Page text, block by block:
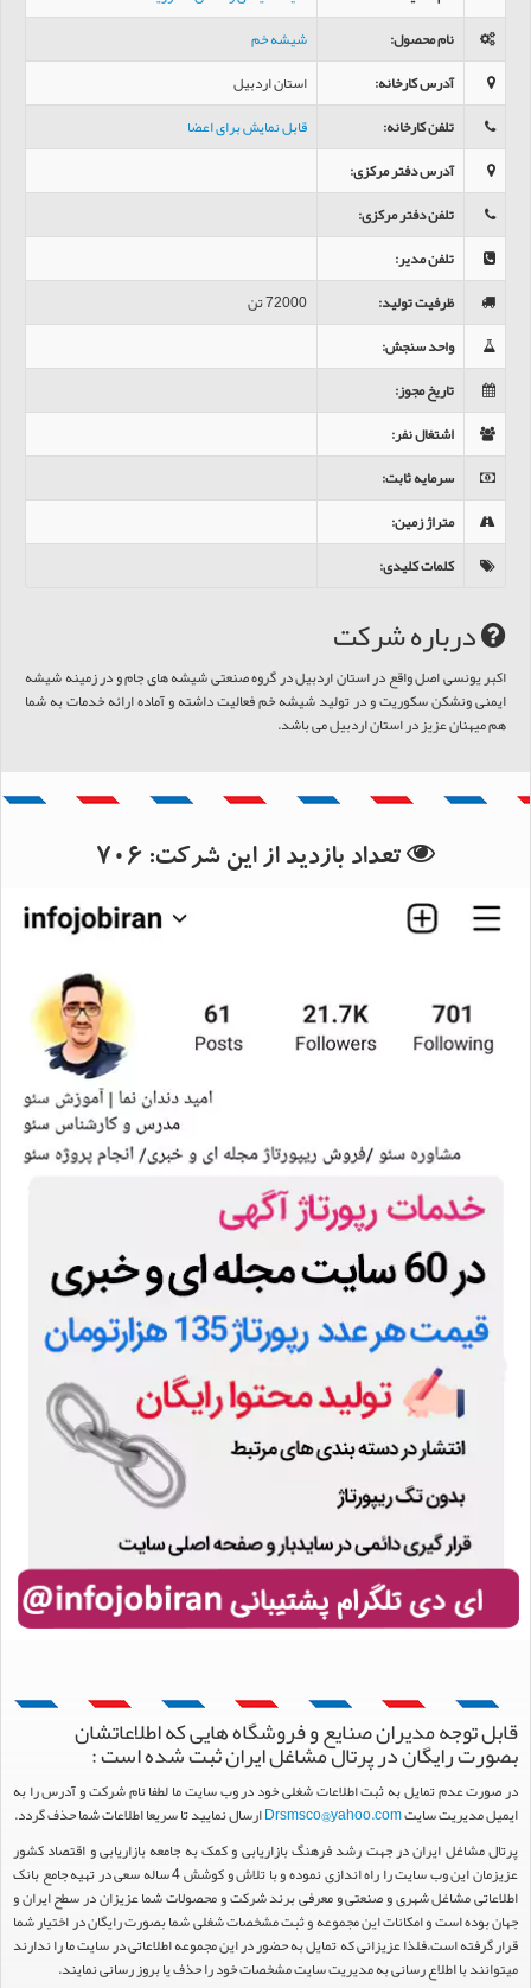
نام محصول:
شیشه خم
آدرس کارخانه:
استان اردبیل
تلفن کارخانه:
قابل نمایش برای اعضا
آدرس دفتر مرکزی:
تلفن دفتر مرکزی:
تلفن مدیر:
ظرفیت تولید:
72000 تن
واحد سنجش:
تاریخ مجوز:
اشتغال نفر:
سرمایه ثابت:
متراژ زمین:
کلمات کلیدی:
درباره شرکت
اکبر یونسی اصل واقع در استان اردبیل در گروه صنعتی شیشه های جام و در زمینه شیشه
ایمنی ونشکن سکوریت و در تولید شیشه خم فعالیت داشته و آماده ارائه خدمات به شما
هم میهنان عزیز در استان اردبیل می باشد.
بانک اطلاعات استان اردبیل
تعداد بازدید از این شرکت: 706
قابل توجه مدیران صنایع و فروشگاه هایی که اطلاعاتشان
بصورت رایگان در پرتال مشاغل ایران ثبت شده است :
در صورت عدم تمایل به ثبت اطلاعات شغلی خود در وب سایت ما لطفا نام شرکت و آدرس را به
ایمیل مدیریت سایتDrsmsco@yahoo.comارسال نمایید تا سریعا اطلاعات شما حذف گردد.
پرتال مشاغل ایران در جهت رشد فرهنگ بازاریابی و کمک به جامعه بازاریابی و اقتصاد کشور
عزیزمان این وب سایت را راه اندازی نموده و با تلاش و کوشش 4 ساله سعی در تهیه جامع بانک
اطلاعاتی مشاغل شهری و صنعتی و معرفی برند شرکت و محصولات شما عزیزان در سطح ایران و
جهان بوده است و امکانات این مجموعه و ثبت مشخصات شغلی شما بصورت رایگان در اختیار شما
قرار گرفته است.فلذا عزیزانی که تمایل به حضور در این مجموعه اطلاعاتی در سایت ما را ندارند
میتوانند با اطلاع رسانی به مدیریت سایت مشخصات خود را حذف یا بروز رسانی نمایند.